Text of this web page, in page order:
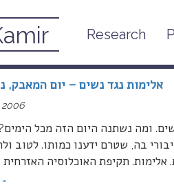
Research
2006
אלימות נגד נשים – יום המאבק,
ומה נשתנה היום הזה מכל
בה, שטרם ידענו כמותו. לטוב
תקיפת האוכלוסיה האזרחית
…